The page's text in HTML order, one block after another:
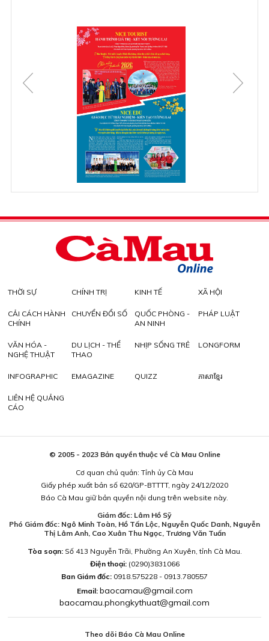
THỜI SỰ CHÍNH TRỊ KINH TẾ XÃ HỘI
CẢI CÁCH HÀNH
CHÍNH
CHUYỂN ĐỔI SỐ
QUỐC PHÒNG -
AN NINH
PHÁP LUẬT
VĂN HÓA -
NGHỆ THUẬT
DU LỊCH - THỂ
THAO
NHỊP SỐNG TRẺ LONGFORM
INFOGRAPHIC EMAGAZINE QUIZZ ភាសាខ្មែរ
LIÊN HỆ QUẢNG
CÁO
© 2005 - 2023 Bản quyền thuộc về Cà Mau Online
Cơ quan chủ quản: Tỉnh ủy Cà Mau
Giấy phép xuất bản số 620/GP-BTTTT, ngày 24/12/2020
Báo Cà Mau giữ bản quyền nội dung trên website này.
Giám đốc: Lâm Hồ Sỹ
Phó Giám đốc: Ngô Minh Toàn, Hồ Tấn Lộc, Nguyễn Quốc Danh, Nguyễn
Thị Lâm Anh, Cao Xuân Thu Ngọc, Trương Văn Tuấn
Tòa soạn:Số 413 Nguyễn Trãi, Phường An Xuyên, tỉnh Cà Mau.
Điện thoại: (0290)3831066
Ban Giám đốc: 0918.575228 - 0913.780557
Email: baocamau@gmail.com
baocamau.phongkythuat@gmail.com
Theo dõi Báo Cà Mau Online